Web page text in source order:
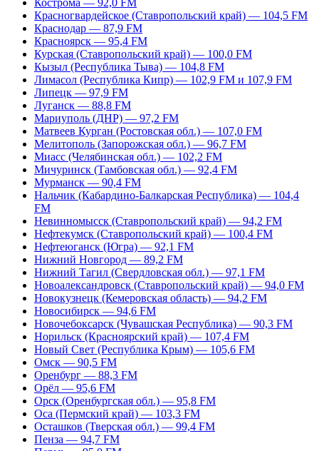
Кострома — 92,0 FM
Красногвардейское (Ставропольский край) — 104,5 FM
Краснодар — 87,9 FM
Красноярск — 95,4 FM
Курская (Ставропольский край) — 100,0 FM
Кызыл (Республика Тыва) — 104,8 FM
Лимасол (Республика Кипр) — 102,9 FM и 107,9 FM
Липецк — 97,9 FM
Луганск — 88,8 FM
Мариуполь (ДНР) — 97,2 FM
Матвеев Курган (Ростовская обл.) — 107,0 FM
Мелитополь (Запорожская обл.) — 96,7 FM
Миасс (Челябинская обл.) — 102,2 FM
Мичуринск (Тамбовская обл.) — 92,4 FM
Мурманск — 90,4 FM
Нальчик (Кабардино-Балкарская Республика) — 104,4
FM
Невинномысск (Ставропольский край) — 94,2 FM
Нефтекумск (Ставропольский край) — 100,4 FM
Нефтеюганск (Югра) — 92,1 FM
Нижний Новгород — 89,2 FM
Нижний Тагил (Свердловская обл.) — 97,1 FM
Новоалександровск (Ставропольский край) — 94,0 FM
Новокузнецк (Кемеровская область) — 94,2 FM
Новосибирск — 94,6 FM
Новочебоксарск (Чувашская Республика) — 90,3 FM
Норильск (Красноярский край) — 107,4 FM
Новый Свет (Республика Крым) — 105,6 FM
Омск — 90,5 FM
Оренбург — 88,3 FM
Орёл — 95,6 FM
Орск (Оренбургская обл.) — 95,8 FM
Оса (Пермский край) — 103,3 FM
Осташков (Тверская обл.) — 99,4 FM
Пенза — 94,7 FM